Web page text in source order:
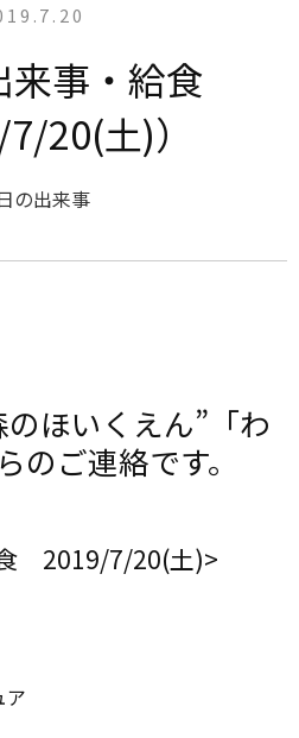
来事・給食
7/20(土)）
の出来事
ほいくえん”「わ
のご連絡です。
2019/7/20(土)>
ア